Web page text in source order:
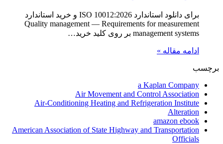
برای دانلود استاندارد ISO 10012:2026 و خرید استاندارد
Quality management — Requirements for measurement
management systems بر روی کلید خرید…
ادامه مقاله »
برچسب
a Kaplan Company
Air Movement and Control Association
Air-Conditioning Heating and Refrigeration Institute
Alteration
amazon ebook
American Association of State Highway and Transportation
Officials